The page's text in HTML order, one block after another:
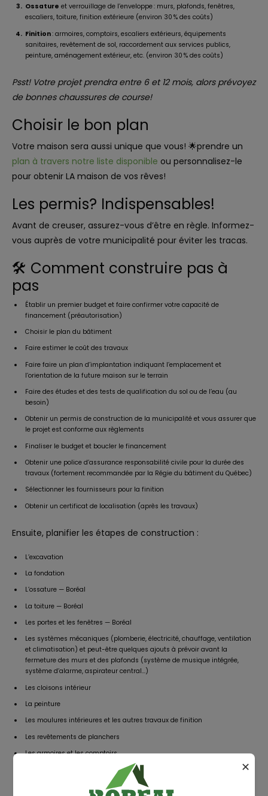
Ossature et verrouillage de l’enveloppe : murs, plafonds, fenêtres,
escaliers, toiture, finition extérieure (environ 30 % des coûts)
Finition: armoires, comptoirs, escaliers extérieurs, équipements
sanitaires, revêtement de sol, raccordement aux services publics,
peinture, aménagement extérieur, etc. (environ 30 % des coûts)
Psst! Votre projet prendra entre 6 et 12 mois, alors prévoyez
de bonnes chaussures de course!
Choisir le bon plan
Votre maison sera aussi unique que vous! 🌟prendre un
plan à travers notre liste disponible ou personnalisez-le
pour obtenir LA maison de vos rêves!
Les permis? Indispensables!
Avant de creuser, assurez-vous d’être en règle. Informez-
vous auprès de votre municipalité pour éviter les tracas.
🛠 Comment construire pas à
pas
Établir un premier budget et faire confirmer votre capacité de
financement (préautorisation)
Choisir le plan du bâtiment
Faire estimer le coût des travaux
Faire faire un plan d’implantation indiquant l’emplacement et
l’orientation de la future maison sur le terrain
Faire des études et des tests de qualification du sol ou de l’eau (au
besoin)
Obtenir un permis de construction de la municipalité et vous assurer que
le projet est conforme aux règlements
Finaliser le budget et boucler le financement
Obtenir une police d’assurance responsabilité civile pour la durée des
travaux (fortement recommandée par la Régie du bâtiment du Québec)
Sélectionner les fournisseurs pour la finition
Obtenir un certificat de localisation (après les travaux)
Ensuite, planifier les étapes de construction :
L’excavation
La fondation
L’ossature — Boréal
La toiture — Boréal
Les portes et les fenêtres — Boréal
Les systèmes mécaniques (plomberie, électricité, chauffage, ventilation
et climatisation) et peut-être quelques ajouts à prévoir avant la
fermeture des murs et des plafonds (système de musique intégrée,
système d’alarme, aspirateur central…)
Les cloisons intérieur
La peinture
Les moulures intérieures et les autres travaux de finition
Les revêtements de planchers
Les armoires et les comptoirs
🎩 Conseils d’or
✕